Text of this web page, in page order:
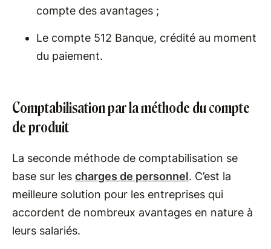
compte des avantages ;
Le compte 512 Banque, crédité au moment
du paiement.
Comptabilisation par la méthode du compte
de produit
La seconde méthode de comptabilisation se
base sur les charges de personnel. C’est la
meilleure solution pour les entreprises qui
accordent de nombreux avantages en nature à
leurs salariés.